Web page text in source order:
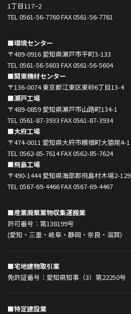
1丁目117−2
TEL 0561-56-7760 FAX 0561-56-7761
■環境センター
〒489-0916 愛知県瀬戸市平町3-133
TEL 0561-56-5603 FAX 0561-56-5604
■関東機材センター
〒136-0074 東京都江東区東砂6丁目13-4
■瀬戸工場
〒489-0859 愛知県瀬戸市山路町134-1
TEL 0561-87-3933 FAX 0561-87-3934
■大府工場
〒474-0011 愛知県大府市横根町大猿尾4-1
TEL 0562-85-7614 FAX 0562-85-7624
■飛島工場
〒490-1444 愛知県海部郡飛島村木場2-129
TEL 0567-69-4466 FAX 0567-69-4467
■産業廃棄業物収集運搬業
許可番号：第138199号
(愛知・三重・岐阜・静岡・奈良・滋賀)
■宅地建物取引業
免許証番号：愛知県知事（3）第22250号
■特定建設業